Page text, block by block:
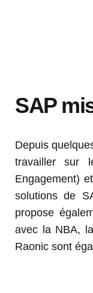
SAP
Depuis
travailler sur
Engagement)
solutions de
propose
avec la NBA,
Raonic sont